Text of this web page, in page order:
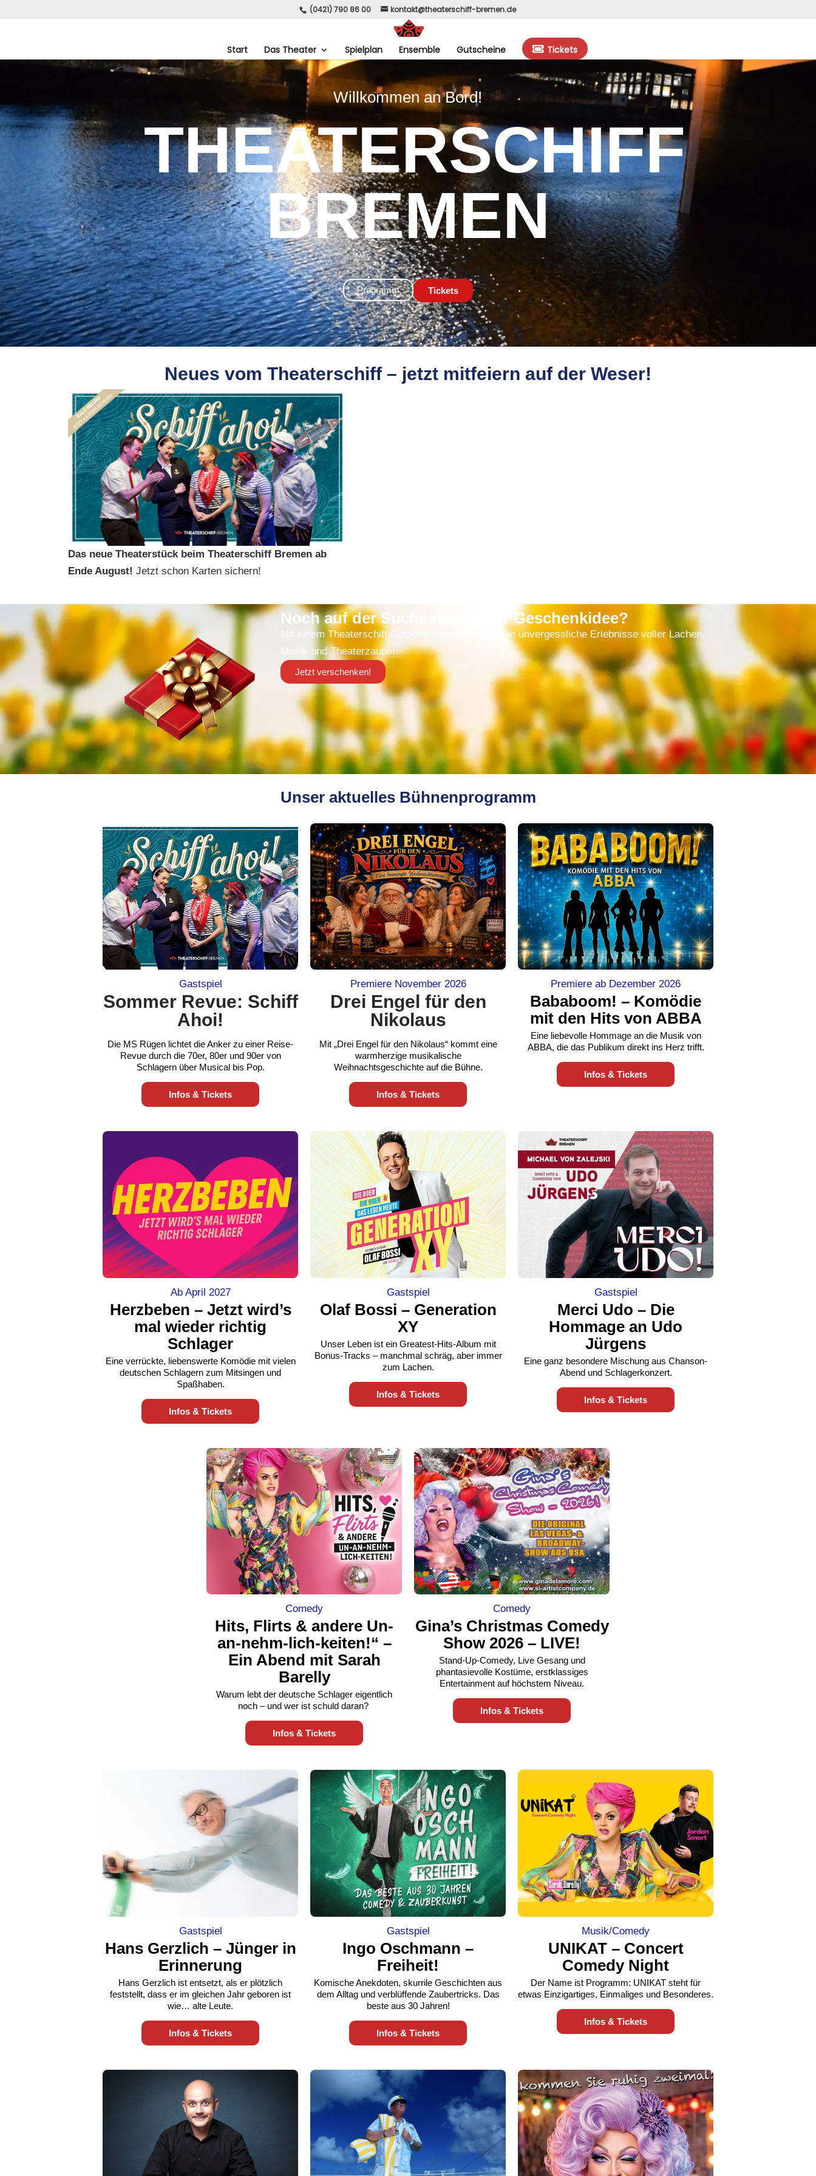
(0421) 790 86 00 kontakt@theaterschiff-bremen.de
Start Das Theater Spielplan Ensemble Gutscheine Tickets
Willkommen an Bord!
THEATERSCHIFF
BREMEN
Programm Tickets
Neues vom Theaterschiff – jetzt mitfeiern auf der Weser!
Das neue Theaterstück beim Theaterschiff Bremen ab
Ende August! Jetzt schon Karten sichern!
Noch auf der Suche nach einer Geschenkidee?
Mit einem Theaterschiff Gutschein verschenken Sie unvergessliche Erlebnisse voller Lachen,
Musik und Theaterzauber!
Jetzt verschenken!
Unser aktuelles Bühnenprogramm
Gastspiel
Sommer Revue: Schiff
Ahoi!
Die MS Rügen lichtet die Anker zu einer Reise-
Revue durch die 70er, 80er und 90er von
Schlagern über Musical bis Pop.
Infos & Tickets
Premiere November 2026
Drei Engel für den
Nikolaus
Mit „Drei Engel für den Nikolaus“ kommt eine
warmherzige musikalische
Weihnachtsgeschichte auf die Bühne.
Infos & Tickets
Premiere ab Dezember 2026
Bababoom! – Komödie
mit den Hits von ABBA
Eine liebevolle Hommage an die Musik von
ABBA, die das Publikum direkt ins Herz trifft.
Infos & Tickets
Ab April 2027
Herzbeben – Jetzt wird’s
mal wieder richtig
Schlager
Eine verrückte, liebenswerte Komödie mit vielen
deutschen Schlagern zum Mitsingen und
Spaßhaben.
Infos & Tickets
Gastspiel
Olaf Bossi – Generation
XY
Unser Leben ist ein Greatest-Hits-Album mit
Bonus-Tracks – manchmal schräg, aber immer
zum Lachen.
Infos & Tickets
Gastspiel
Merci Udo – Die
Hommage an Udo
Jürgens
Eine ganz besondere Mischung aus Chanson-
Abend und Schlagerkonzert.
Infos & Tickets
Comedy
Hits, Flirts & andere Un-
an-nehm-lich-keiten!“ –
Ein Abend mit Sarah
Barelly
Warum lebt der deutsche Schlager eigentlich
noch – und wer ist schuld daran?
Infos & Tickets
Comedy
Gina’s Christmas Comedy
Show 2026 – LIVE!
Stand-Up-Comedy, Live Gesang und
phantasievolle Kostüme, erstklassiges
Entertainment auf höchstem Niveau.
Infos & Tickets
Gastspiel
Hans Gerzlich – Jünger in
Erinnerung
Hans Gerzlich ist entsetzt, als er plötzlich
feststellt, dass er im gleichen Jahr geboren ist
wie… alte Leute.
Infos & Tickets
Gastspiel
Ingo Oschmann –
Freiheit!
Komische Anekdoten, skurrile Geschichten aus
dem Alltag und verblüffende Zaubertricks. Das
beste aus 30 Jahren!
Infos & Tickets
Musik/Comedy
UNIKAT – Concert
Comedy Night
Der Name ist Programm: UNIKAT steht für
etwas Einzigartiges, Einmaliges und Besonderes.
Infos & Tickets